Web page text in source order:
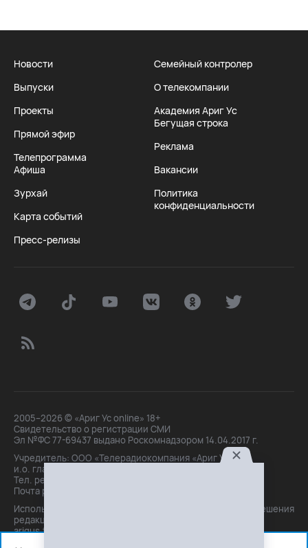
Новости
Выпуски
Проекты
Прямой эфир
Телепрограмма
Афиша
Зурхай
Карта событий
Пресс-релизы
Семейный контролер
О телекомпании
Академия Ариг Ус
Бегущая строка
Реклама
Вакансии
Политика
конфиденциальности
2005–2026 © «Ариг Ус online» 18+
Свидетельство о регистрации СМИ
Эл №ФС 77-69437 выдано Роскомнадзором 14.04.2017 г.
Учредитель: ООО «Телерадиокомпания «Ариг Ус»,
и.о. главного редактора: Маханова О.Б.
Тел. peдakции: +7(3012)21-30-14,
Почта peдakции: editor@arigus.tv
Использование материалов только с письменного разрешения
редакции. При цитировании прямая активная ссылка на
arigus.tv обязательна.